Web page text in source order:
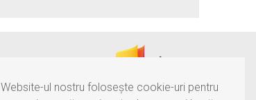
Website-ul nostru folosește cookie-uri pentru
®este serviciul MultiNr, care îți păstrează amintirile